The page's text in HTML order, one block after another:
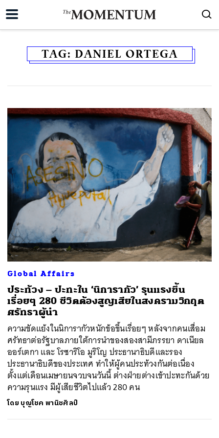
TAG: DANIEL ORTEGA
Global Affairs
ประท้วง – ปะทะใน ‘นิการากัว’ รุนแรงขึ้น
เรื่อยๆ 280 ชีวิตต้องสูญเสียในสงครามวิกฤต
ศรัทธาผู้นำ
ความขัดแย้งในนิการากัวหนักข้อขึ้นเรื่อยๆ หลังจากคนเสื่อม
ศรัทธาต่อรัฐบาลภายใต้การนำของสองสามีภรรยา ดาเนียล
ออร์เตกา และ โรซาริโอ มูริโญ ประธานาธิบดีและรอง
ประธานาธิบดีของประเทศ ทำให้ผู้คนประท้วงกันต่อเนื่อง
ตั้งแต่เดือนเมษายนจวบจนวันนี้ ต่างฝ่ายต่างเข้าปะทะกันด้วย
ความรุนแรง มีผู้เสียชีวิตไปแล้ว 280 คน
โดย บุญโชค พานิชศิลป์
ค้นหา
SHARE